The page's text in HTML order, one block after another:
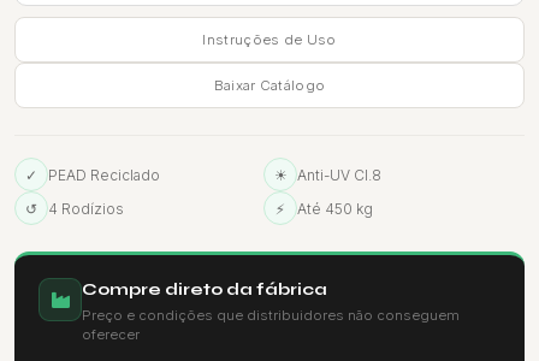
Instruções de Uso
Baixar Catálogo
✓ PEAD Reciclado ☀
Anti-UV Cl.8
↺
4 Rodízios ⚡ Até 450 kg
Compre direto da fábrica
Preço e condições que distribuidores não conseguem
oferecer